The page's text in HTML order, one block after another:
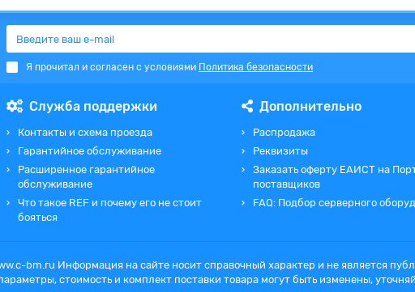
Я прочитал и согласен с условиями Политика безопасности
Служба поддержки
Контакты и схема проезда
Гарантийное обслуживание
Расширенное гарантийное
обслуживание
Что такое REF и почему его не стоит
бояться
Дополнительно
Распродажа
Реквизиты
Заказать оферту ЕАИСТ на
поставщиков
FAQ: Подбор серверного
bm.ru Информация на сайте носит справочный характер и не является
стоимость и комплект поставки товара могут быть изменены,